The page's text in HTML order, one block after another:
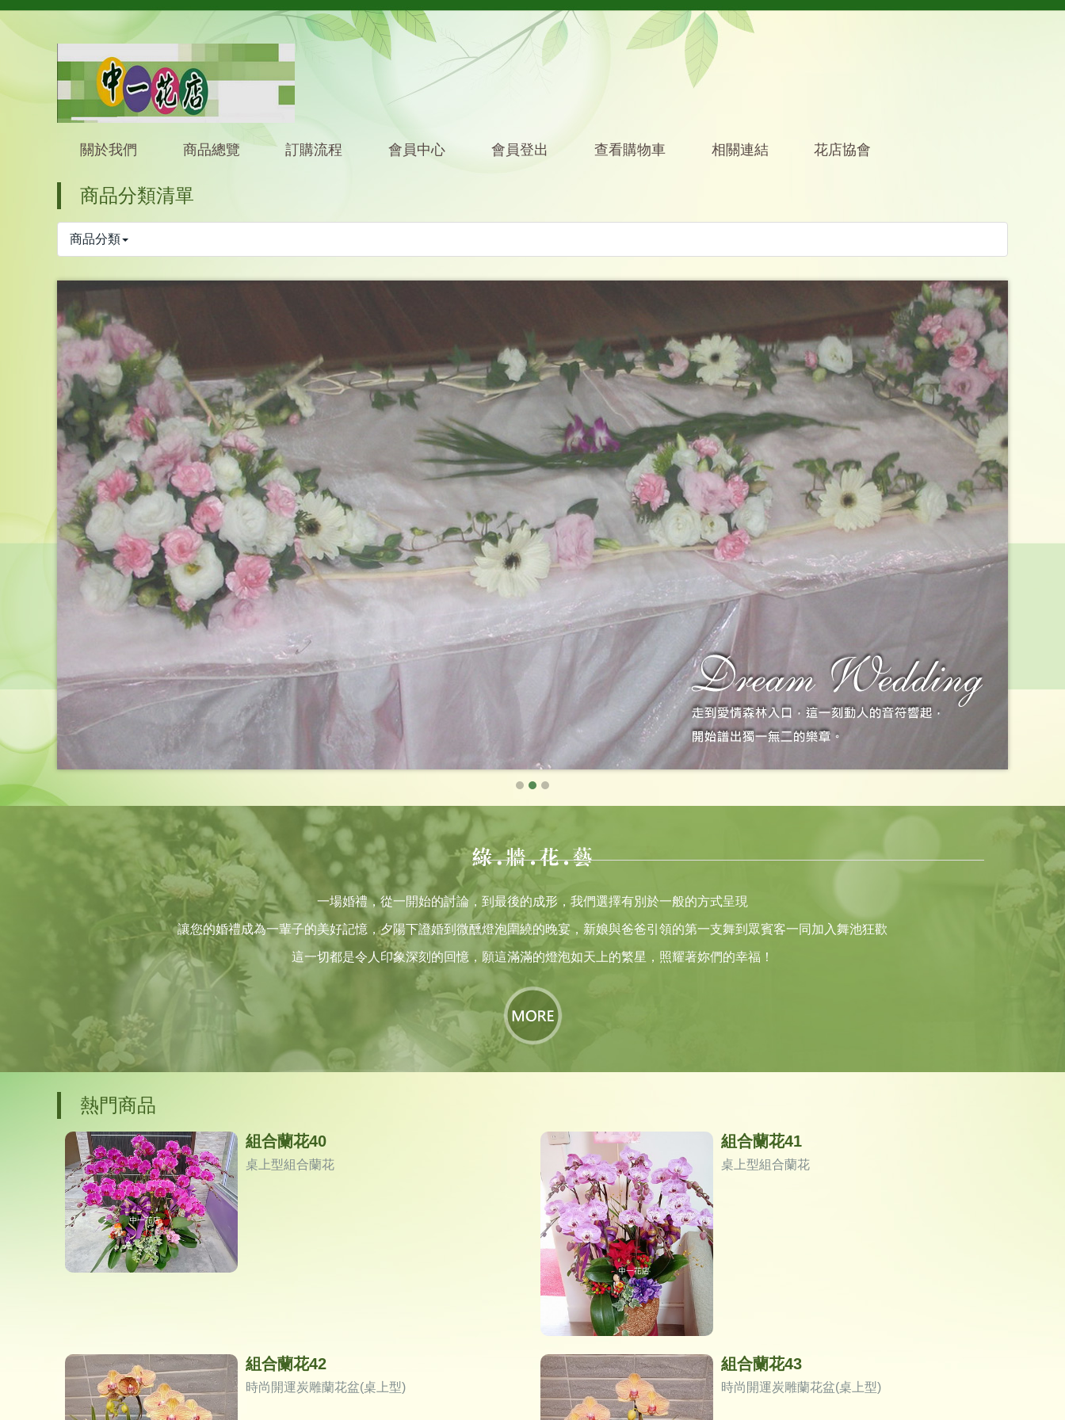
關於我們 商品總覽 訂購流程 會員中心 會員登出 查看購物車 相關連結 花店協會
商品分類清單
商品分類
一場婚禮，從一開始的討論，到最後的成形，我們選擇有別於一般的方式呈現
讓您的婚禮成為一輩子的美好記憶，夕陽下證婚到微醺燈泡圍繞的晚宴，新娘與爸爸引領的第一支舞到眾賓客一同加入舞池狂歡
這一切都是令人印象深刻的回憶，願這滿滿的燈泡如天上的繁星，照耀著妳們的幸福！
熱門商品
組合蘭花40
桌上型組合蘭花
組合蘭花41
桌上型組合蘭花
組合蘭花42
時尚開運炭雕蘭花盆(桌上型)
組合蘭花43
時尚開運炭雕蘭花盆(桌上型)